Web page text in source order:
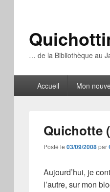
… de la Bibliothèque au
principalAccueil Mon
Quichotte
Posté le 03/09/2008par
Aujourd’hui, je
l’autre, sur mon